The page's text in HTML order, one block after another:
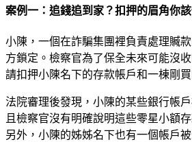
案例一：追錢追到家？扣押的眉角你該
小陳，一個在詐騙集團裡負責處理贓
方鎖定。檢察官為了保全未來可能沒
請扣押小陳名下的存款帳戶和一棟剛買
法院審理後發現，小陳的某些銀行帳
且檢察官沒有明確說明這些零星小額
另外，小陳的姊姊名下也有一個帳戶